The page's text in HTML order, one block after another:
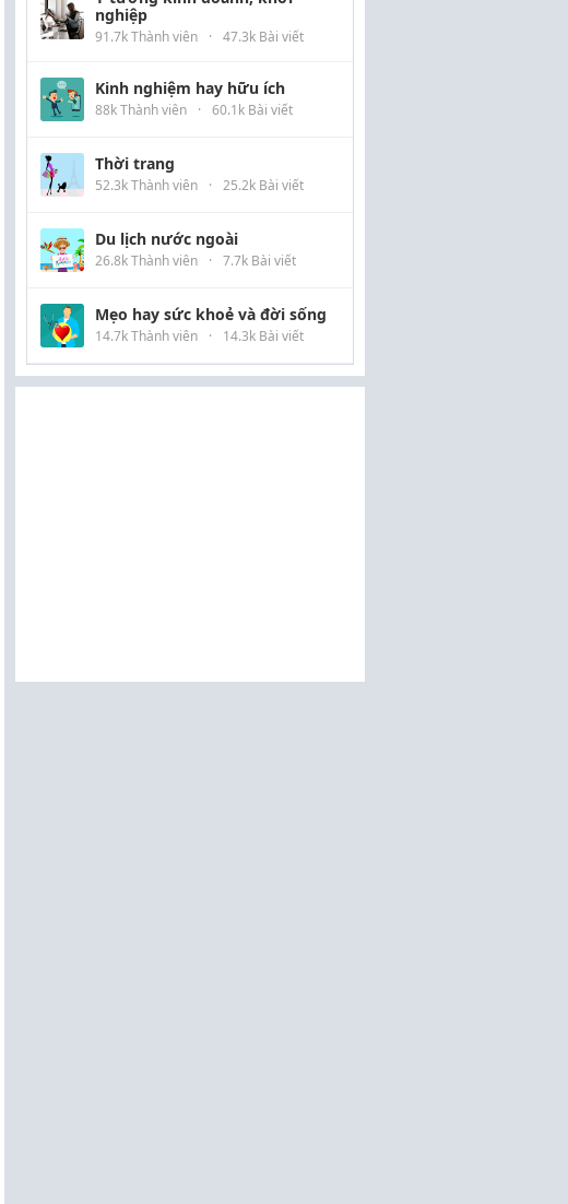
nghiệp
91.7k Thành viên · 47.3k Bài viết
Kinh nghiệm hay hữu ích
88k Thành viên · 60.1k Bài viết
Thời trang
52.3k Thành viên · 25.2k Bài viết
Du lịch nước ngoài
26.8k Thành viên · 7.7k Bài viết
Mẹo hay sức khoẻ và đời sống
14.7k Thành viên · 14.3k Bài viết